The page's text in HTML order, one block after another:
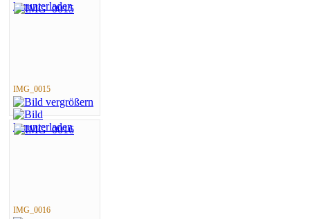
IMG_0015
IMG_0016